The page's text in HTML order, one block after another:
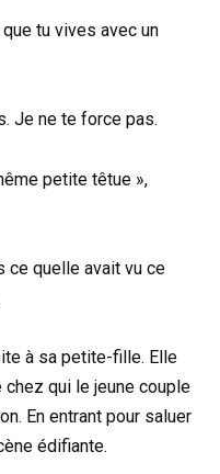
tu vives avec un
Je ne te force pas.
petite têtue »,
ce quelle avait vu ce
à sa petite-fille. Elle
qui le jeune couple
En entrant pour saluer
édifiante.